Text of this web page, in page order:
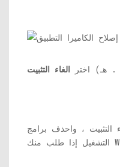
هـ) اختر الغاء التثبيت .
التثبيت ، واحذف برامج